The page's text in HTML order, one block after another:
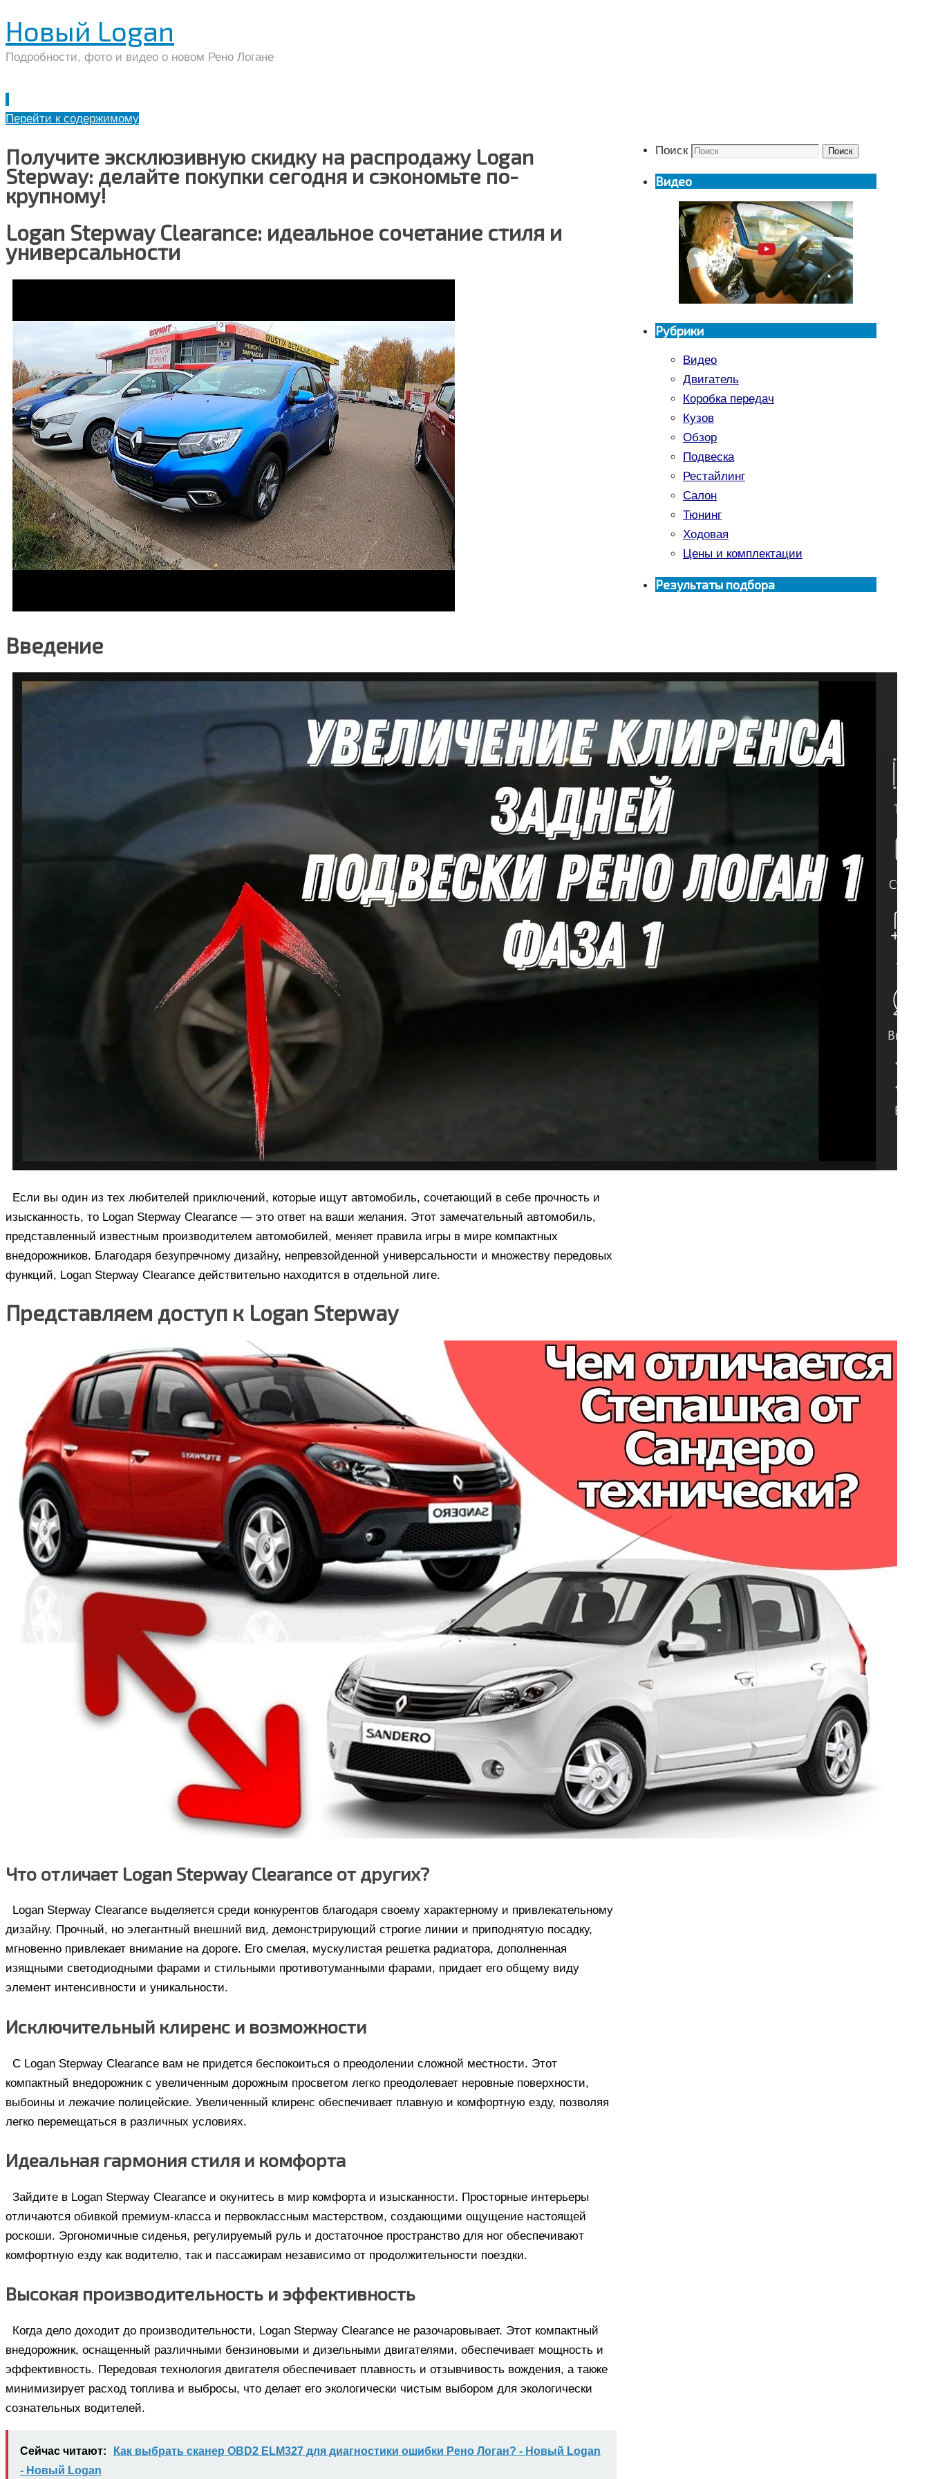
Новый Logan
Подробности, фото и видео о новом Рено Логане
Перейти к содержимому
Получите эксклюзивную скидку на распродажу Logan
Stepway: делайте покупки сегодня и сэкономьте по-
крупному!
Logan Stepway Clearance: идеальное сочетание стиля и
универсальности
Введение
Если вы один из тех любителей приключений, которые ищут автомобиль, сочетающий в себе прочность и
изысканность, то Logan Stepway Clearance — это ответ на ваши желания. Этот замечательный автомобиль,
представленный известным производителем автомобилей, меняет правила игры в мире компактных
внедорожников. Благодаря безупречному дизайну, непревзойденной универсальности и множеству передовых
функций, Logan Stepway Clearance действительно находится в отдельной лиге.
Представляем доступ к Logan Stepway
Что отличает Logan Stepway Clearance от других?
Logan Stepway Clearance выделяется среди конкурентов благодаря своему характерному и привлекательному
дизайну. Прочный, но элегантный внешний вид, демонстрирующий строгие линии и приподнятую посадку,
мгновенно привлекает внимание на дороге. Его смелая, мускулистая решетка радиатора, дополненная
изящными светодиодными фарами и стильными противотуманными фарами, придает его общему виду
элемент интенсивности и уникальности.
Исключительный клиренс и возможности
С Logan Stepway Clearance вам не придется беспокоиться о преодолении сложной местности. Этот
компактный внедорожник с увеличенным дорожным просветом легко преодолевает неровные поверхности,
выбоины и лежачие полицейские. Увеличенный клиренс обеспечивает плавную и комфортную езду, позволяя
легко перемещаться в различных условиях.
Идеальная гармония стиля и комфорта
Зайдите в Logan Stepway Clearance и окунитесь в мир комфорта и изысканности. Просторные интерьеры
отличаются обивкой премиум-класса и первоклассным мастерством, создающими ощущение настоящей
роскоши. Эргономичные сиденья, регулируемый руль и достаточное пространство для ног обеспечивают
комфортную езду как водителю, так и пассажирам независимо от продолжительности поездки.
Высокая производительность и эффективность
Когда дело доходит до производительности, Logan Stepway Clearance не разочаровывает. Этот компактный
внедорожник, оснащенный различными бензиновыми и дизельными двигателями, обеспечивает мощность и
эффективность. Передовая технология двигателя обеспечивает плавность и отзывчивость вождения, а также
минимизирует расход топлива и выбросы, что делает его экологически чистым выбором для экологически
сознательных водителей.
Сейчас читают:
Как выбрать сканер OBD2 ELM327 для диагностики ошибки Рено Логан? - Новый Logan
- Новый Logan
Поиск Поиск
Видео
Рубрики
Видео
Двигатель
Коробка передач
Кузов
Обзор
Подвеска
Рестайлинг
Салон
Тюнинг
Ходовая
Цены и комплектации
Результаты подбора